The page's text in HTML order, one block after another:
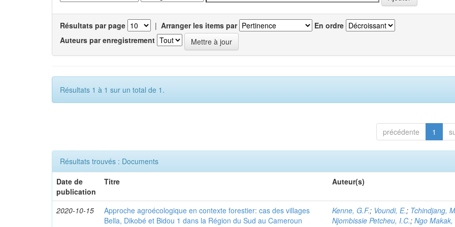
Résultats par page | Arranger les items par
En ordre
Auteurs par enregistrement
Résultats 1 à 1 sur un total de 1.
précédente 1
Résultats trouvés : Documents
Date de
publication
Titre Auteur(s)
2020-10-15
Approche agroécologique en contexte forestier: cas des villages
Bella, Dikobé et Bidou 1 dans la Région du Sud au Cameroun
Kenne, G.F.; Voundi, E.; Tchindjang,
Njombissie Petcheu, I.C.;Ngo Makak,